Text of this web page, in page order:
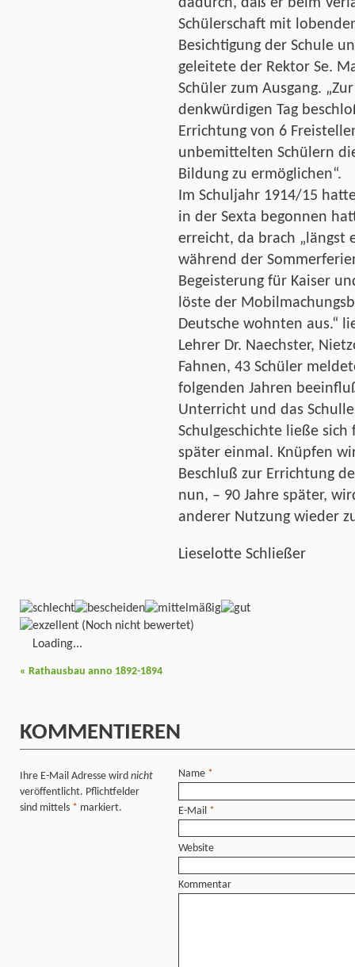
dadurch, daß er beim
Schülerschaft mit
Besichtigung der Schule
geleitete der Rektor Se.
Schüler zum Ausgang.
denkwürdigen Tag
Errichtung von 6
unbemittelten Schülern
Bildung zu ermöglichen“.
Im Schuljahr 1914/15
in der Sexta begonnen
erreicht, da brach „längst
während der
Begeisterung für Kaiser
löste der
Deutsche wohnten aus.“
Lehrer Dr. Naechster,
Fahnen, 43 Schüler
folgenden Jahren
Unterricht und das
Schulgeschichte ließe
später einmal. Knüpfen
Beschluß zur Errichtung
nun, – 90 Jahre später,
anderer Nutzung wieder
Lieselotte Schließer
(Noch nicht bewertet)
Loading...
« Rathausbau anno 1892-1894
KOMMENTIEREN
Ihre E-Mail Adresse wird nicht
veröffentlicht. Pflichtfelder
sind mittels * markiert.
Name *
E-Mail *
Website
Kommentar